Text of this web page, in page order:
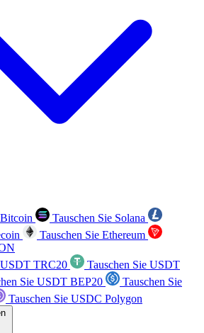
Tauschen Sie Solana
Tauschen Sie Ethereum
USDT TRC20
Tauschen Sie USDT
Sie USDT BEP20
Tauschen Sie
Tauschen Sie USDC Polygon